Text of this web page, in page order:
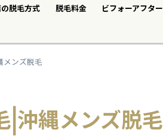
脱毛方式 脱毛料金 ビフォーアフター
メンズ脱毛
|沖縄メンズ脱毛